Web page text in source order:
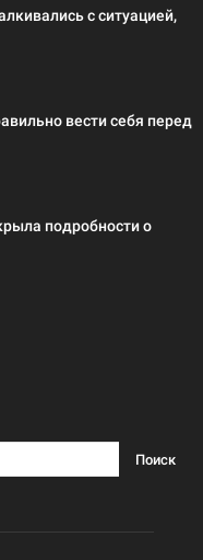
с ситуацией,
вести себя перед
подробности о